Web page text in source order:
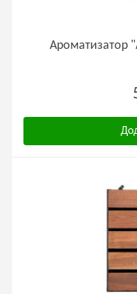
Ароматизатор